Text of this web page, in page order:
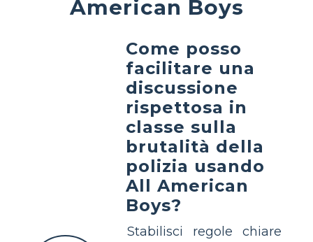
American Boys
Come posso
facilitare una
discussione
rispettosa in
classe sulla
brutalità della
polizia usando
All American
Boys?
Stabilisci regole chiare